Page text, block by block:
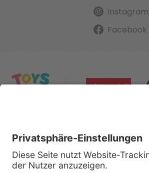
Instagram
Facebook